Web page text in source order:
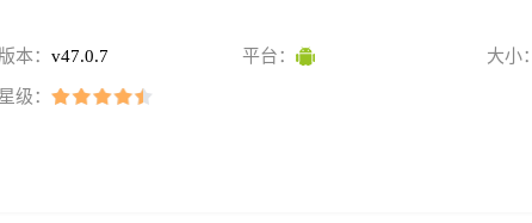
版本： v47.0.7 平台： 大小：
星级：